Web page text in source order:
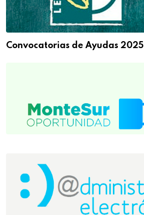
Convocatorias de Ayudas 2025